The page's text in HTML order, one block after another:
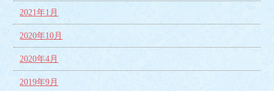
2021年1月
2020年10月
2020年4月
2019年9月